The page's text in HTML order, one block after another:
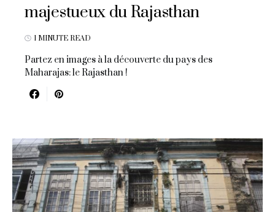
majestueux du Rajasthan
1 MINUTE READ
Partez en images à la découverte du pays des
Maharajas: le Rajasthan !